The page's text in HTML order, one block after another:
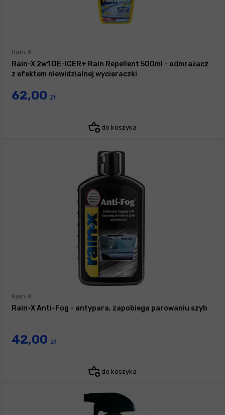
Rain-X
Rain-X 2w1 DE-ICER+ Rain Repellent 500ml - odmrażacz
z efektem niewidzialnej wycieraczki
62,00 zł
do koszyka
Rain-X
Rain-X Anti-Fog - antypara, zapobiega parowaniu szyb
42,00 zł
do koszyka